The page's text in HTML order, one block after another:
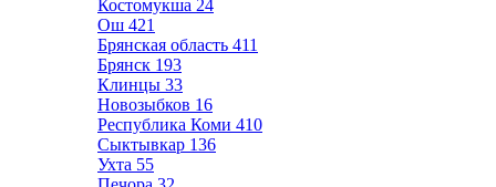
Костомукша 24
Ош 421
Брянская область 411
Брянск 193
Клинцы 33
Новозыбков 16
Республика Коми 410
Сыктывкар 136
Ухта 55